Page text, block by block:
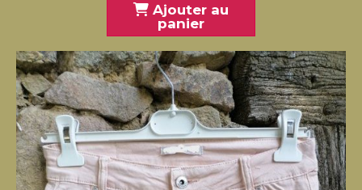
Ajouter au
panier